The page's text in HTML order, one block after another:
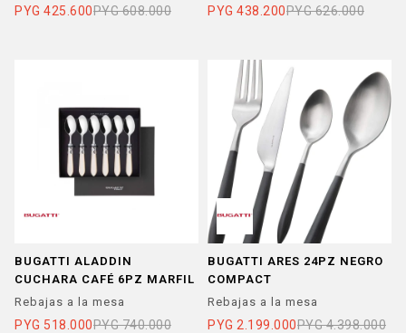
PYG 425.600PYG 608.000 PYG 438.200PYG 626.000
BUGATTI ALADDIN
CUCHARA CAFÉ 6PZ MARFIL
Rebajas a la mesa
PYG 518.000PYG 740.000
BUGATTI ARES 24PZ NEGRO
COMPACT
Rebajas a la mesa
PYG 2.199.000PYG 4.398.000